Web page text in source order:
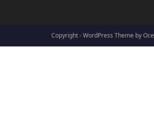
Copyright - WordPress Theme by